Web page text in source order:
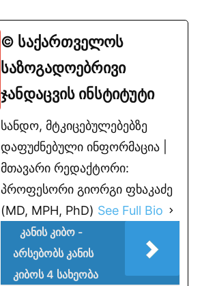
© საქართველოს
საზოგადოებრივი
ჯანდაცვის ინსტიტუტი
სანდო, მტკიცებულებებზე
დაფუძნებული ინფორმაცია |
მთავარი რედაქტორი:
პროფესორი გიორგი ფხაკაძე
(MD, MPH, PhD) See Full Bio
კანის კიბო -
არსებობს კანის
კიბოს 4 სახეობა